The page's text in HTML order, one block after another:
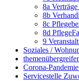
8a
8b
8c
8d
9
Soziales /
Corona-
Servicestelle